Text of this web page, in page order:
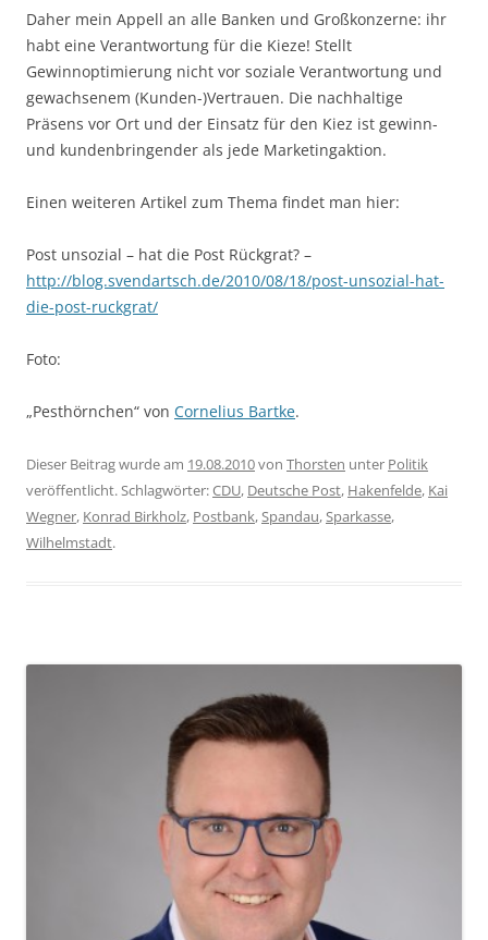
Daher mein Appell an alle Banken und Großkonzerne: ihr
habt eine Verantwortung für die Kieze! Stellt
Gewinnoptimierung nicht vor soziale Verantwortung und
gewachsenem (Kunden-)Vertrauen. Die nachhaltige
Präsens vor Ort und der Einsatz für den Kiez ist gewinn-
und kundenbringender als jede Marketingaktion.
Einen weiteren Artikel zum Thema findet man hier:
Post unsozial – hat die Post Rückgrat? –
http://blog.svendartsch.de/2010/08/18/post-unsozial-hat-
die-post-ruckgrat/
Foto:
„Pesthörnchen“ von Cornelius Bartke.
Dieser Beitrag wurde am 19.08.2010von Thorsten unter Politik
veröffentlicht. Schlagwörter:CDU, Deutsche Post, Hakenfelde, Kai
Wegner, Konrad Birkholz, Postbank,Spandau,Sparkasse,
Wilhelmstadt.